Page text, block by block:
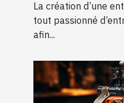
La création d’une
tout passionné
afin...